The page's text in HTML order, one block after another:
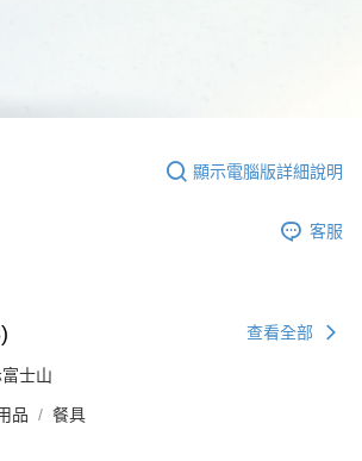
顯示電腦版詳細說明
客服
查看全部
士山
品 餐具